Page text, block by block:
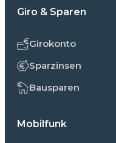
Giro & Sparen
Girokonto
Sparzinsen
Bausparen
Mobilfunk